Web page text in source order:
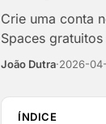
Crie uma conta
Spaces
João Dutra·2026-
ÍNDICE